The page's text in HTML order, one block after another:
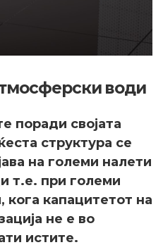
води
поради својата
структура се
на големи налети
т.е. при големи
капацитетот на
не е во
истите.